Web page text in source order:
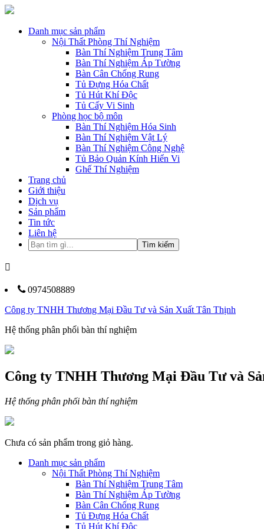
Danh mục sản phẩm
Nội Thất Phòng Thí Nghiệm
Bàn Thí Nghiệm Trung Tâm
Bàn Thí Nghiệm Áp Tường
Bàn Cân Chống Rung
Tủ Đựng Hóa Chất
Tủ Hút Khí Độc
Tủ Cấy Vi Sinh
Phòng học bộ môn
Bàn Thí Nghiệm Hóa Sinh
Bàn Thí Nghiệm Vật Lý
Bàn Thí Nghiệm Công Nghệ
Tủ Bảo Quản Kính Hiển Vi
Ghế Thí Nghiệm
Trang chủ
Giới thiệu
Dịch vụ
Sản phẩm
Tin tức
Liên hệ
Tìm
kiếm
0974508889
Công ty TNHH Thương Mại Đầu Tư và Sản Xuất Tân Thịnh
Hệ thống phân phối bàn thí nghiệm
Công ty TNHH Thương Mại Đầu Tư và
Hệ thống phân phối bàn thí nghiệm
Chưa có sản phẩm trong giỏ hàng.
Danh mục sản phẩm
Nội Thất Phòng Thí Nghiệm
Bàn Thí Nghiệm Trung Tâm
Bàn Thí Nghiệm Áp Tường
Bàn Cân Chống Rung
Tủ Đựng Hóa Chất
Tủ Hút Khí Độc